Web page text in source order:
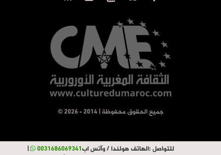
© جميع الحقوق محفوظة | 2014 - 2026
للتواصل :الهاتف هولندا / وآتس اب0031686069341
|